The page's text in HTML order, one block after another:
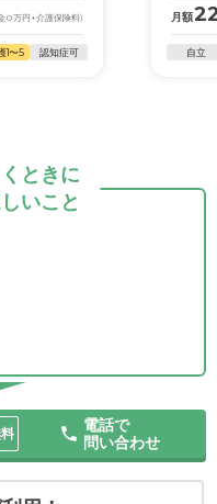
0万円 +介護保険料)
1〜5 認知症可
月額
自立
ときに
いこと
電話で
問い合わせ